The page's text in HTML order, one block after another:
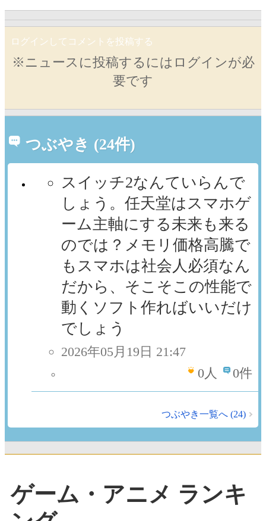
ログインしてコメントを投稿する
※ニュースに投稿するにはログインが必
要です
つぶやき (24件)
スイッチ2なんていらんで
しょう。任天堂はスマホゲ
ーム主軸にする未来も来る
のでは？メモリ価格高騰で
もスマホは社会人必須なん
だから、そこそこの性能で
動くソフト作ればいいだけ
でしょう
2026年05月19日 21:47
0人 0件
つぶやき一覧へ (24)
ゲーム・アニメ ランキ